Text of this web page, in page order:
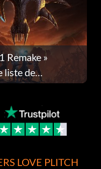
Remake »
liste de
à jour 1.0.4
LOVE PLITCH